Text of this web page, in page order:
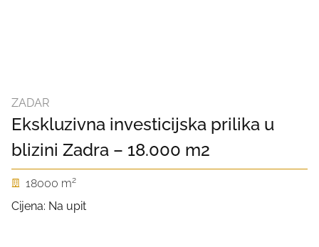
ZADAR
Ekskluzivna investicijska prilika u
blizini Zadra – 18.000 m2
18000 m2
Cijena: Na upit